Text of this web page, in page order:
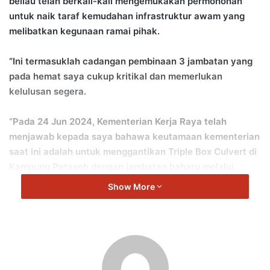
untuk naik taraf kemudahan infrastruktur awam yang
melibatkan kegunaan ramai pihak.
“Ini termasuklah cadangan pembinaan 3 jambatan yang
pada hemat saya cukup kritikal dan memerlukan
kelulusan segera.
“Pada 24 Jun 2024, Kementerian Kerja Raya telah
menjawab kepada saya bahawa keutamaan kementerian
saat ini adalah untuk menggantikan Triple Box Culvert di
Rolling Plan 5 (RP 5) Rancangan Malaysia Ke-12 (RMKe-
12), dengan kos sebanyak RM7.0 juta.
dan Jalan Besar Pertang) masih dalam pertimbangan
pihak kementerian untuk Rolling Plan seterusnya.
Show More